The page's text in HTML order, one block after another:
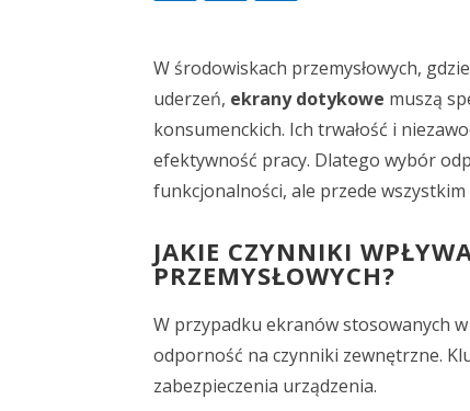
W środowiskach przemysłowych,
uderzeń, ekrany dotykowe muszą
konsumenckich. Ich trwałość i
efektywność pracy. Dlatego wybór
funkcjonalności, ale przede
JAKIE CZYNNIKI
PRZEMYSŁOWYCH?
W przypadku ekranów stosowanych
odporność na czynniki zewnętrzne.
zabezpieczenia urządzenia.